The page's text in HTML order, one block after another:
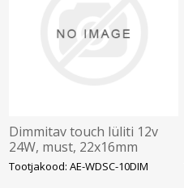
Dimmitav touch lüliti 12v
24W, must, 22x16mm
Tootjakood: AE-WDSC-10DIM